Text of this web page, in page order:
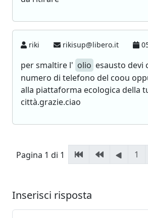
riki rikisup@libero.it
per smaltire l' olio esausto devi
numero di telefono del coou
alla piattaforma ecologica della
città.grazie.ciao
Pagina 1 di 1 1
Inserisci risposta